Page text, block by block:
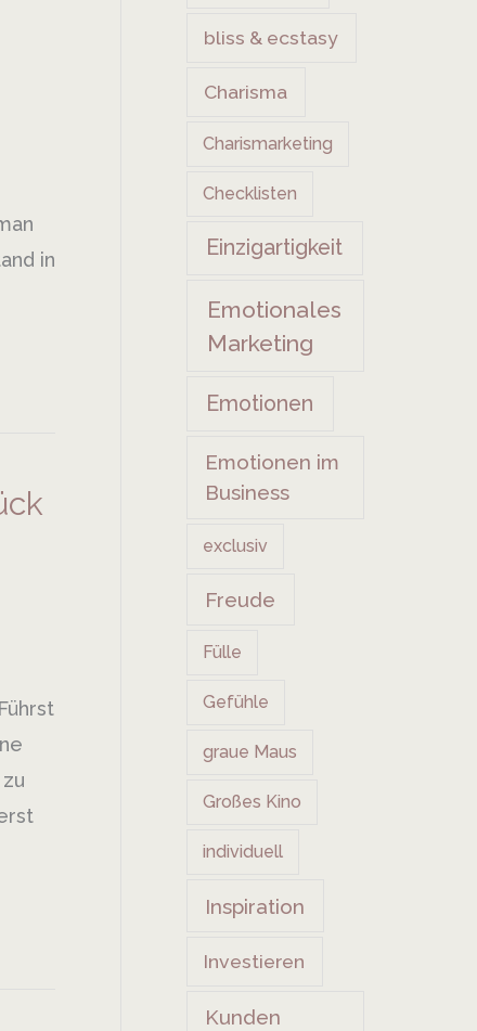
in
bliss & ecstasy
Charisma
Charismarketing
Checklisten
Einzigartigkeit
Emotionales
Marketing
Emotionen
Emotionen im
Business
exclusiv
Freude
Fülle
Gefühle
graue Maus
Großes Kino
individuell
Inspiration
Investieren
Kunden